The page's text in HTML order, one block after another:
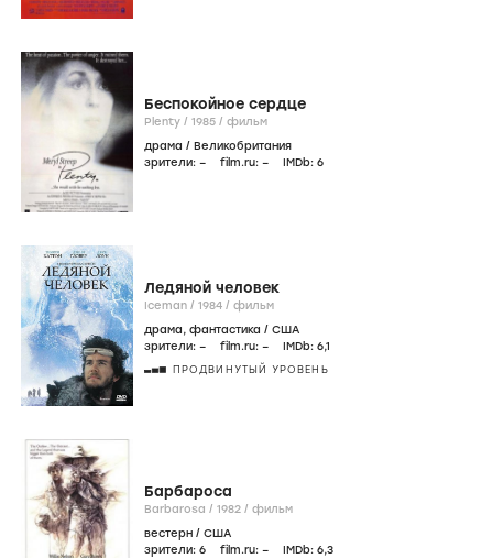
Беспокойное сердце
Plenty / 1985 / фильм
драма / Великобритания
зрители: – film.ru: – IMDb: 6
Ледяной человек
Iceman / 1984 / фильм
драма, фантастика / США
зрители: – film.ru: – IMDb: 6,1
ПРОДВИНУТЫЙ УРОВЕНЬ
Барбароса
Barbarosa / 1982 / фильм
вестерн / США
зрители: 6 film.ru: – IMDb: 6,3